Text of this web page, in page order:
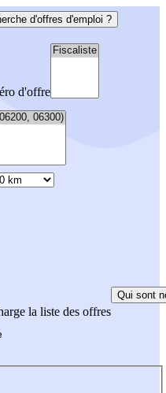
d'offres d'emploi ?
d'offre
la liste des offres
Qui sont